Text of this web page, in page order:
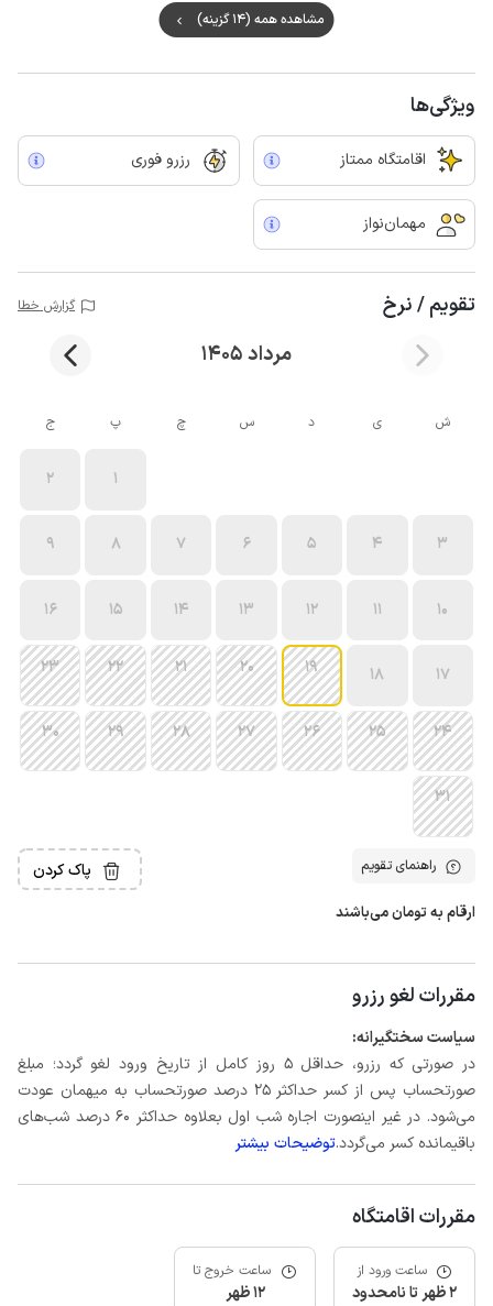
مشاهده همه (14 گزینه)
ویژگی‌ها
اقامتگاه ممتاز رزرو فوری
مهمان‌نواز
تقویم / نرخ گزارش خطا
مرداد 1405
ش ی د س چ پ ج
1
2
3
4
5
6
7
8
9
10
11
12
13
14
15
16
17
18
19
20
21
22
23
24
25
26
27
28
29
30
31
راهنمای تقویم پاک کردن
ارقام به تومان می‌باشند
مقررات لغو رزرو
سیاست سختگیرانه:
در صورتی که رزرو، حداقل 5 روز کامل از تاریخ ورود لغو گردد؛ مبلغ
صورتحساب پس از کسر حداکثر 25 درصد صورتحساب به میهمان عودت
می‌شود. در غیر اینصورت اجاره شب اول بعلاوه حداکثر 60 درصد شب‌های
باقیمانده کسر می‌گردد.توضیحات بیشتر
مقررات اقامتگاه
ساعت ورود از
2 ظهر تا نامحدود
ساعت خروج تا
12 ظهر